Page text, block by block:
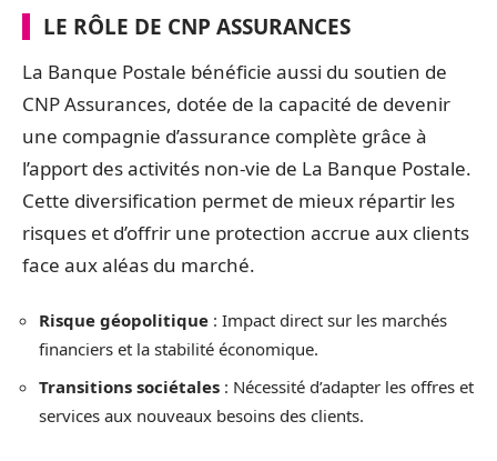
LE RÔLE DE CNP ASSURANCES
La Banque Postale bénéficie aussi du soutien de
CNP Assurances, dotée de la capacité de devenir
une compagnie d’assurance complète grâce à
l’apport des activités non-vie de La Banque Postale.
Cette diversification permet de mieux répartir les
risques et d’offrir une protection accrue aux clients
face aux aléas du marché.
Risque géopolitique : Impact direct sur les marchés
financiers et la stabilité économique.
Transitions sociétales : Nécessité d’adapter les offres et
services aux nouveaux besoins des clients.